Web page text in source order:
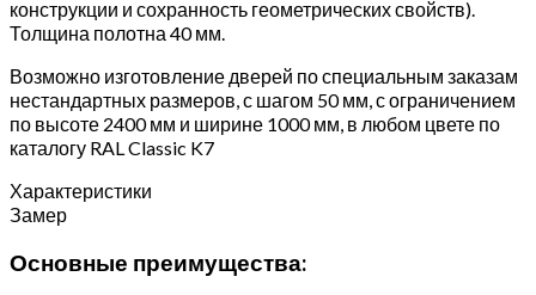
конструкции и сохранность геометрических свойств).
Толщина полотна 40 мм.
Возможно изготовление дверей по специальным заказам
нестандартных размеров, с шагом 50 мм, с ограничением
по высоте 2400 мм и ширине 1000 мм, в любом цвете по
каталогу RAL Classic K7
Характеристики
Замер
Основные преимущества: